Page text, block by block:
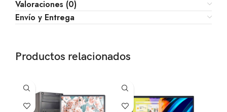
Valoraciones (0)
Envío y Entrega
Productos relacionados